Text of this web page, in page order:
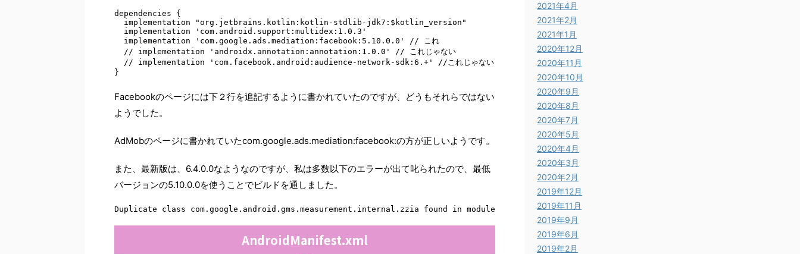
dependencies {
  implementation "org.jetbrains.kotlin:kotlin-stdlib-jdk7:$kotlin_version"
  implementation 'com.android.support:multidex:1.0.3'
  implementation 'com.google.ads.mediation:facebook:5.10.0.0' // これ
  // implementation 'androidx.annotation:annotation:1.0.0' // これじゃない
  // implementation 'com.facebook.android:audience-network-sdk:6.+' //これじゃない
}
Facebookのページには下２行を追記するように書かれていたのですが、どうもそれらではない
ようでした。
AdMobのページに書かれていたcom.google.ads.mediation:facebook:の方が正しいようです。
また、最新版は、6.4.0.0なようなのですが、私は多数以下のエラーが出て叱られたので、最低
バージョンの5.10.0.0を使うことでビルドを通しました。
Duplicate class com.google.android.gms.measurement.internal.zzia found in modules jetified-play-services-measurement-base-18.0.0-runtime
AndroidManifest.xml
2021年4月
2021年2月
2021年1月
2020年12月
2020年11月
2020年10月
2020年9月
2020年8月
2020年7月
2020年5月
2020年4月
2020年3月
2020年2月
2019年12月
2019年11月
2019年9月
2019年6月
2019年2月